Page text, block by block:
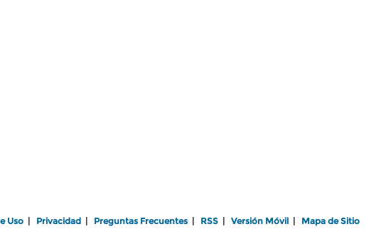
Uso Privacidad Preguntas Frecuentes RSS Versión Móvil Mapa de Sitio